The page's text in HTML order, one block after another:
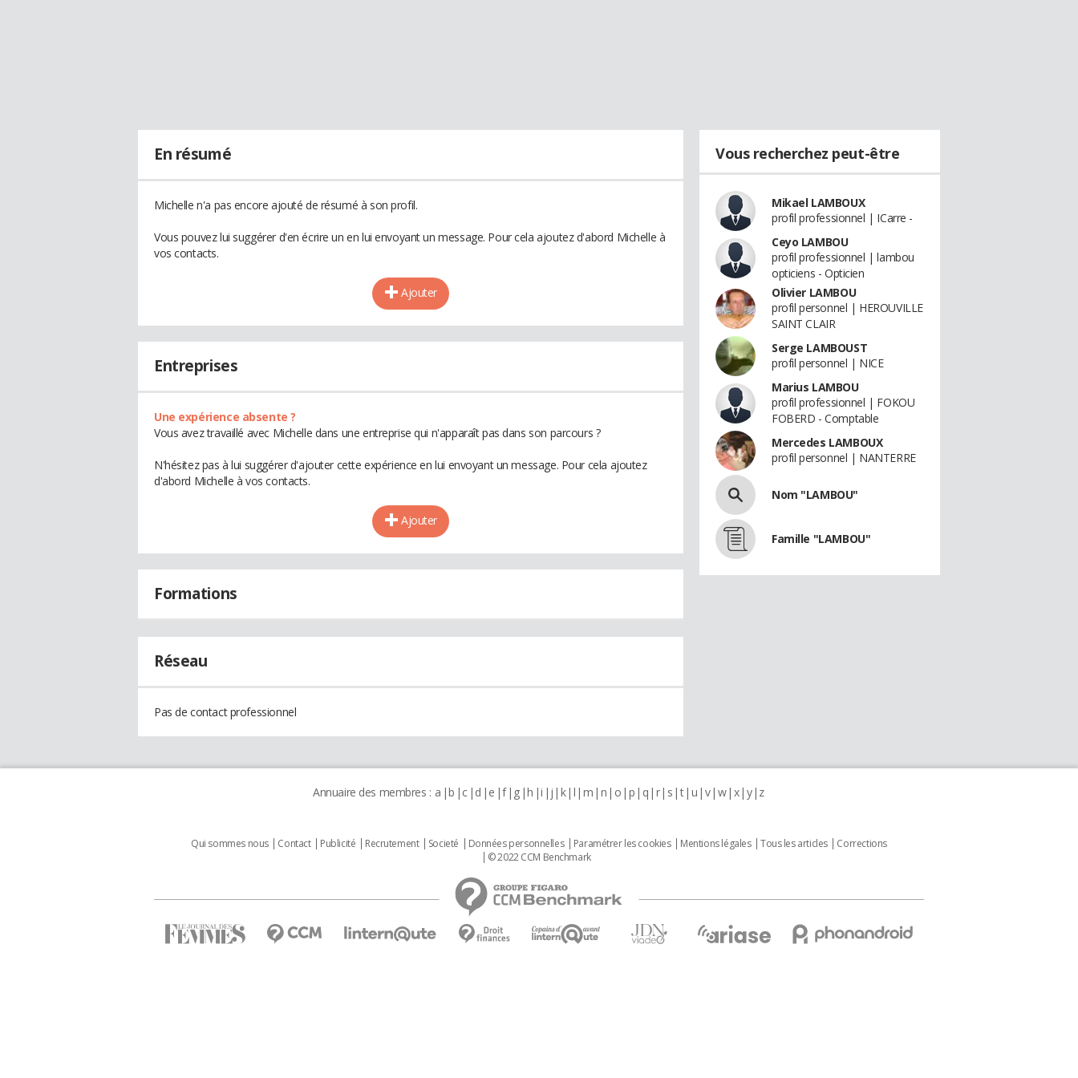
En résumé
Michelle n'a pas encore ajouté de résumé à son profil.
Vous pouvez lui suggérer d'en écrire un en lui envoyant un message. Pour cela ajoutez d'abord Michelle à
vos contacts.
Ajouter
Entreprises
Une expérience absente ?
Vous avez travaillé avec Michelle dans une entreprise qui n'apparaît pas dans son parcours ?
N'hésitez pas à lui suggérer d'ajouter cette expérience en lui envoyant un message. Pour cela ajoutez
d'abord Michelle à vos contacts.
Ajouter
Formations
Réseau
Pas de contact professionnel
Vous recherchez peut-être
Mikael LAMBOUX
profil professionnel | ICarre -
Ceyo LAMBOU
profil professionnel | lambou
opticiens - Opticien
Olivier LAMBOU
profil personnel | HEROUVILLE
SAINT CLAIR
Serge LAMBOUST
profil personnel | NICE
Marius LAMBOU
profil professionnel | FOKOU
FOBERD - Comptable
Mercedes LAMBOUX
profil personnel | NANTERRE
Nom "LAMBOU"
Famille "LAMBOU"
Annuaire des membres : a b c d e f g h i j k l m n o p q r s t u v w x y z
Qui sommes nous Contact Publicité Recrutement Societé Données personnelles Paramétrer les cookies Mentions légales Tous les articles
Corrections
© 2022 CCM Benchmark